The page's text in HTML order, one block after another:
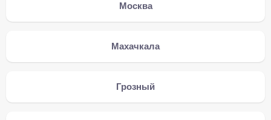
Москва
Махачкала
Грозный